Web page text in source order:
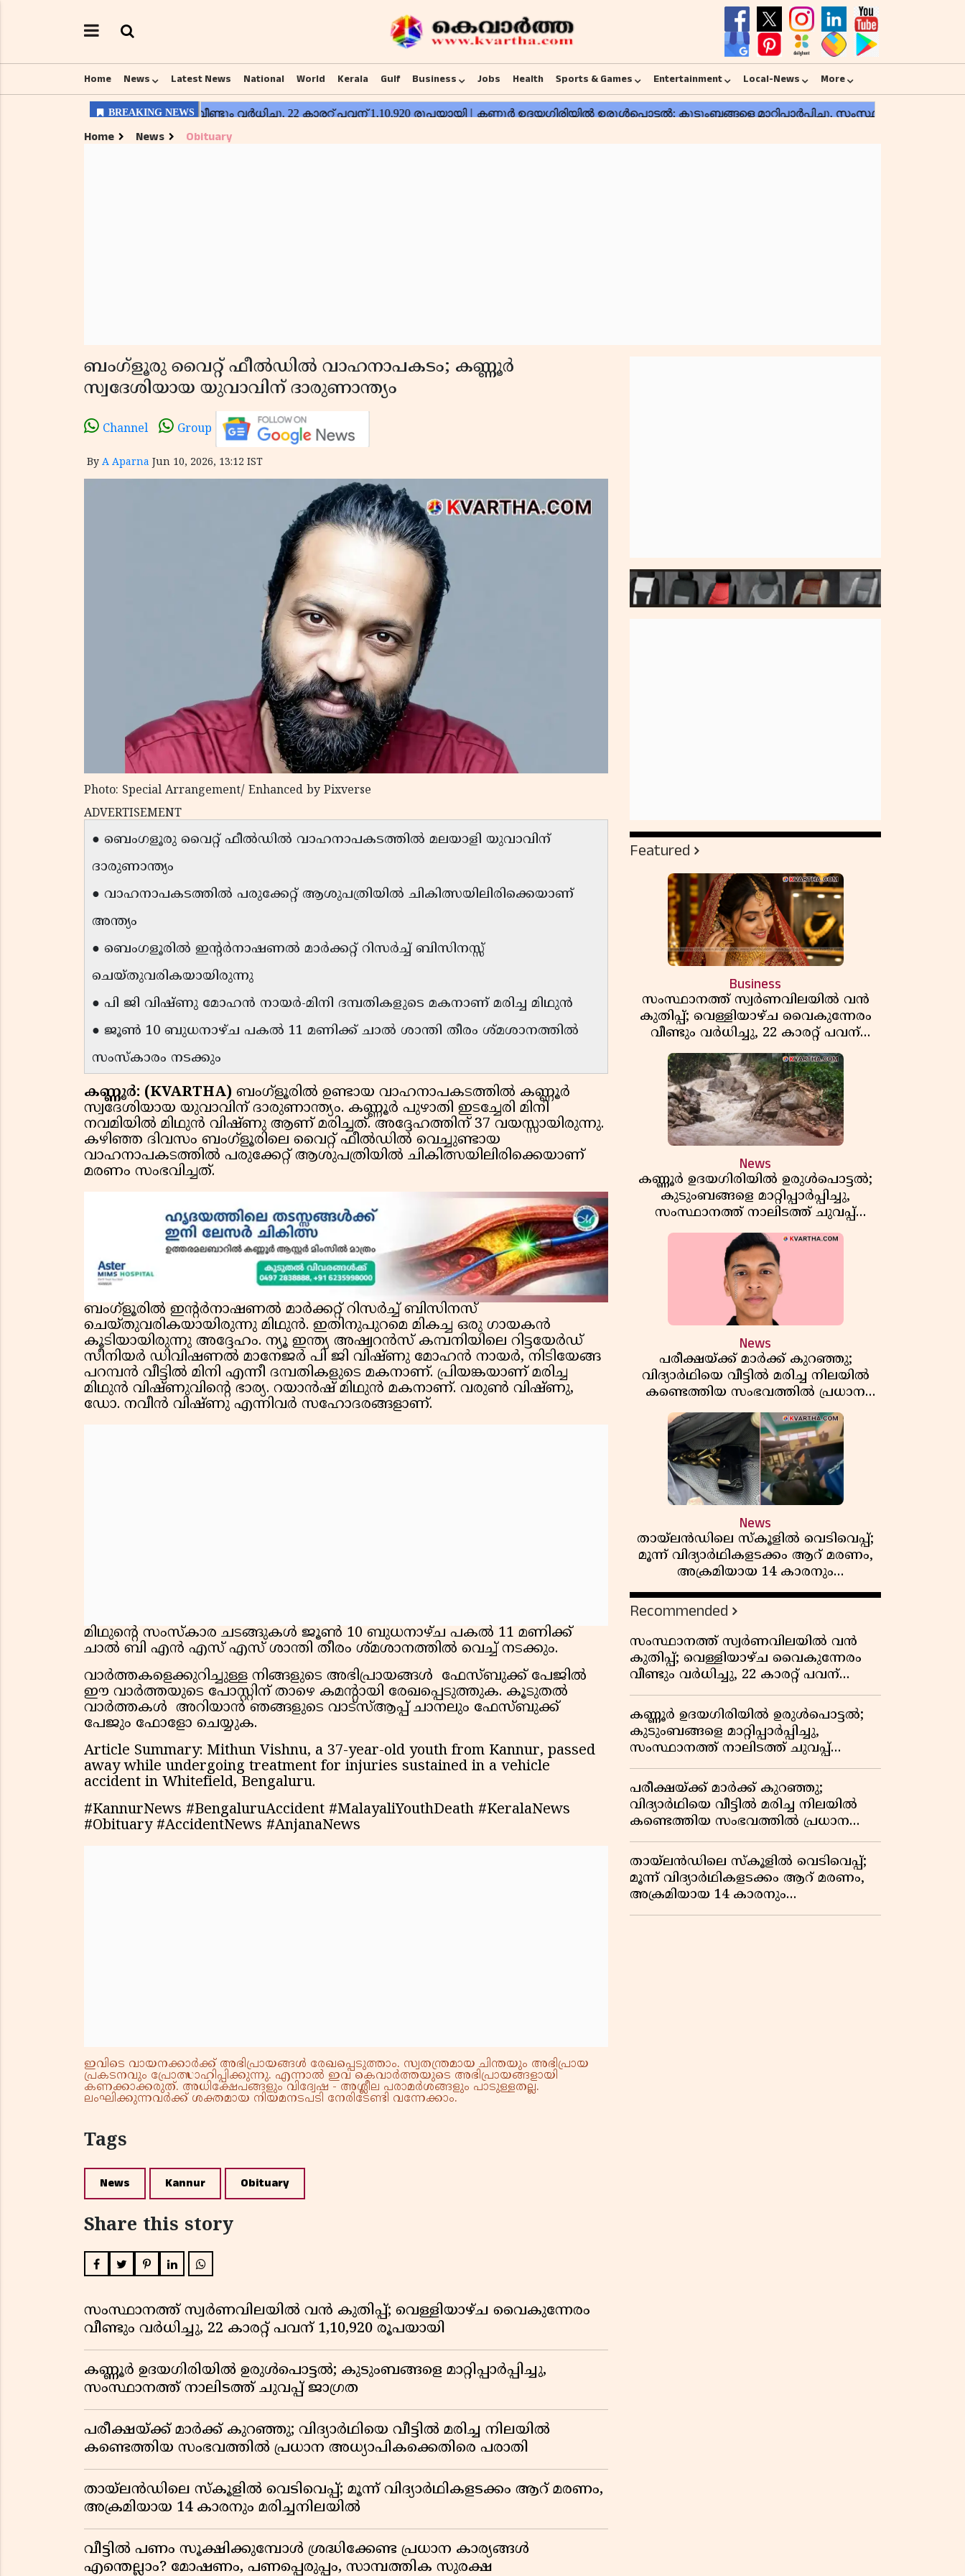
Home News Latest News National World Kerala Gulf Business Jobs Health Sports & Games Entertainment Local-News More
Home News Obituary
ബംഗ്ളൂരു വൈറ്റ് ഫീൽഡിൽ വാഹനാപകടം; കണ്ണൂർ
സ്വദേശിയായ യുവാവിന് ദാരുണാന്ത്യം
Channel Group
By A Aparna Jun 10, 2026, 13:12 IST
Photo: Special Arrangement/ Enhanced by Pixverse
ADVERTISEMENT
● ബെംഗളൂരു വൈറ്റ് ഫീൽഡിൽ വാഹനാപകടത്തിൽ മലയാളി യുവാവിന്
ദാരുണാന്ത്യം
● വാഹനാപകടത്തിൽ പരുക്കേറ്റ് ആശുപത്രിയിൽ ചികിത്സയിലിരിക്കെയാണ്
അന്ത്യം
● ബെംഗളൂരിൽ ഇന്റർനാഷണൽ മാർക്കറ്റ് റിസർച്ച് ബിസിനസ്സ്
ചെയ്തുവരികയായിരുന്നു
● പി ജി വിഷ്ണു മോഹൻ നായർ-മിനി ദമ്പതികളുടെ മകനാണ് മരിച്ച മിഥുൻ
● ജൂൺ 10 ബുധനാഴ്ച പകൽ 11 മണിക്ക് ചാൽ ശാന്തി തീരം ശ്മശാനത്തിൽ
സംസ്കാരം നടക്കും
കണ്ണൂർ: (KVARTHA) ബംഗ്ളൂരിൽ ഉണ്ടായ വാഹനാപകടത്തിൽ കണ്ണൂർ
സ്വദേശിയായ യുവാവിന് ദാരുണാന്ത്യം. കണ്ണൂർ പുഴാതി ഇടച്ചേരി മിനി
നവമിയിൽ മിഥുൻ വിഷ്ണു ആണ് മരിച്ചത്. അദ്ദേഹത്തിന് 37 വയസ്സായിരുന്നു.
കഴിഞ്ഞ ദിവസം ബംഗ്ളൂരിലെ വൈറ്റ് ഫീൽഡിൽ വെച്ചുണ്ടായ
വാഹനാപകടത്തിൽ പരുക്കേറ്റ് ആശുപത്രിയിൽ ചികിത്സയിലിരിക്കെയാണ്
മരണം സംഭവിച്ചത്.
ബംഗ്ളൂരിൽ ഇൻ്റർനാഷണൽ മാർക്കറ്റ് റിസർച്ച് ബിസിനസ്
ചെയ്തുവരികയായിരുന്നു മിഥുൻ. ഇതിനുപുറമെ മികച്ച ഒരു ഗായകൻ
കൂടിയായിരുന്നു അദ്ദേഹം. ന്യൂ ഇന്ത്യ അഷ്വറൻസ് കമ്പനിയിലെ റിട്ടയേർഡ്
സീനിയർ ഡിവിഷണൽ മാനേജർ പി ജി വിഷ്ണു മോഹൻ നായർ, നിടിയേങ്ങ
പറമ്പൻ വീട്ടിൽ മിനി എന്നീ ദമ്പതികളുടെ മകനാണ്. പ്രിയങ്കയാണ് മരിച്ച
മിഥുൻ വിഷ്ണുവിൻ്റെ ഭാര്യ. റയാൻഷ് മിഥുൻ മകനാണ്. വരുൺ വിഷ്ണു,
ഡോ. നവീൻ വിഷ്ണു എന്നിവർ സഹോദരങ്ങളാണ്.
മിഥുൻ്റെ സംസ്കാര ചടങ്ങുകൾ ജൂൺ 10 ബുധനാഴ്ച പകൽ 11 മണിക്ക്
ചാൽ ബി എൻ എസ് എസ് ശാന്തി തീരം ശ്മശാനത്തിൽ വെച്ച് നടക്കും.
വാർത്തകളെക്കുറിച്ചുള്ള നിങ്ങളുടെ അഭിപ്രായങ്ങൾ ഫേസ്ബുക്ക് പേജിൽ
ഈ വാർത്തയുടെ പോസ്റ്റിന് താഴെ കമൻ്റായി രേഖപ്പെടുത്തുക. കൂടുതൽ
വാർത്തകൾ അറിയാൻ ഞങ്ങളുടെ വാട്സ്ആപ്പ് ചാനലും ഫേസ്ബുക്ക്
പേജും ഫോളോ ചെയ്യുക.
Article Summary: Mithun Vishnu, a 37-year-old youth from Kannur, passed
away while undergoing treatment for injuries sustained in a vehicle
accident in Whitefield, Bengaluru.
#KannurNews #BengaluruAccident #MalayaliYouthDeath #KeralaNews
#Obituary #AccidentNews #AnjanaNews
ഇവിടെ വായനക്കാർക്ക് അഭിപ്രായങ്ങൾ രേഖപ്പെടുത്താം. സ്വതന്ത്രമായ ചിന്തയും അഭിപ്രായ
പ്രകടനവും പ്രോത്സാഹിപ്പിക്കുന്നു. എന്നാൽ ഇവ കെവാർത്തയുടെ അഭിപ്രായങ്ങളായി
കണക്കാക്കരുത്. അധിക്ഷേപങ്ങളും വിദ്വേഷ - അശ്ലീല പരാമർശങ്ങളും പാടുള്ളതല്ല.
ലംഘിക്കുന്നവർക്ക് ശക്തമായ നിയമനടപടി നേരിടേണ്ടി വന്നേക്കാം.
Tags
News Kannur Obituary
Share this story
സംസ്ഥാനത്ത് സ്വർണവിലയിൽ വൻ കുതിപ്പ്; വെള്ളിയാഴ്ച വൈകുന്നേരം
വീണ്ടും വർധിച്ചു, 22 കാരറ്റ് പവന് 1,10,920 രൂപയായി
കണ്ണൂർ ഉദയഗിരിയിൽ ഉരുൾപൊട്ടൽ; കുടുംബങ്ങളെ മാറ്റിപ്പാർപ്പിച്ചു,
സംസ്ഥാനത്ത് നാലിടത്ത് ചുവപ്പ് ജാഗ്രത
പരീക്ഷയ്ക്ക് മാർക്ക് കുറഞ്ഞു; വിദ്യാർഥിയെ വീട്ടിൽ മരിച്ച നിലയിൽ
കണ്ടെത്തിയ സംഭവത്തിൽ പ്രധാന അധ്യാപികക്കെതിരെ പരാതി
തായ്‌ലൻഡിലെ സ്‌കൂളിൽ വെടിവെപ്പ്; മൂന്ന് വിദ്യാർഥികളടക്കം ആറ് മരണം,
അക്രമിയായ 14 കാരനും മരിച്ചനിലയിൽ
വീട്ടിൽ പണം സൂക്ഷിക്കുമ്പോൾ ശ്രദ്ധിക്കേണ്ട പ്രധാന കാര്യങ്ങൾ
എന്തെല്ലാം? മോഷണം, പണപ്പെരുപ്പം, സാമ്പത്തിക സുരക്ഷ
Featured
Business
സംസ്ഥാനത്ത് സ്വർണവിലയിൽ വൻ
കുതിപ്പ്; വെള്ളിയാഴ്ച വൈകുന്നേരം
വീണ്ടും വർധിച്ചു, 22 കാരറ്റ് പവന്
1,10,920 രൂപയായി
News
കണ്ണൂർ ഉദയഗിരിയിൽ ഉരുൾപൊട്ടൽ;
കുടുംബങ്ങളെ മാറ്റിപ്പാർപ്പിച്ചു,
സംസ്ഥാനത്ത് നാലിടത്ത് ചുവപ്പ്
ജാഗ്രത
News
പരീക്ഷയ്ക്ക് മാർക്ക് കുറഞ്ഞു;
വിദ്യാർഥിയെ വീട്ടിൽ മരിച്ച നിലയിൽ
കണ്ടെത്തിയ സംഭവത്തിൽ പ്രധാന
അധ്യാപികക്കെതിരെ പരാതി
News
തായ്‌ലൻഡിലെ സ്‌കൂളിൽ വെടിവെപ്പ്;
മൂന്ന് വിദ്യാർഥികളടക്കം ആറ് മരണം,
അക്രമിയായ 14 കാരനും
മരിച്ചനിലയിൽ
Recommended
സംസ്ഥാനത്ത് സ്വർണവിലയിൽ വൻ
കുതിപ്പ്; വെള്ളിയാഴ്ച വൈകുന്നേരം
വീണ്ടും വർധിച്ചു, 22 കാരറ്റ് പവന്
1,10,920 രൂപയായി
കണ്ണൂർ ഉദയഗിരിയിൽ ഉരുൾപൊട്ടൽ;
കുടുംബങ്ങളെ മാറ്റിപ്പാർപ്പിച്ചു,
സംസ്ഥാനത്ത് നാലിടത്ത് ചുവപ്പ്
ജാഗ്രത
പരീക്ഷയ്ക്ക് മാർക്ക് കുറഞ്ഞു;
വിദ്യാർഥിയെ വീട്ടിൽ മരിച്ച നിലയിൽ
കണ്ടെത്തിയ സംഭവത്തിൽ പ്രധാന
അധ്യാപികക്കെതിരെ പരാതി
തായ്‌ലൻഡിലെ സ്‌കൂളിൽ വെടിവെപ്പ്;
മൂന്ന് വിദ്യാർഥികളടക്കം ആറ് മരണം,
അക്രമിയായ 14 കാരനും
മരിച്ചനിലയിൽ